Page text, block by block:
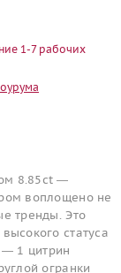
1-7 рабочих
8.85ct —
воплощено не
тренды. Это
статуса
— 1 цитрин
огранки